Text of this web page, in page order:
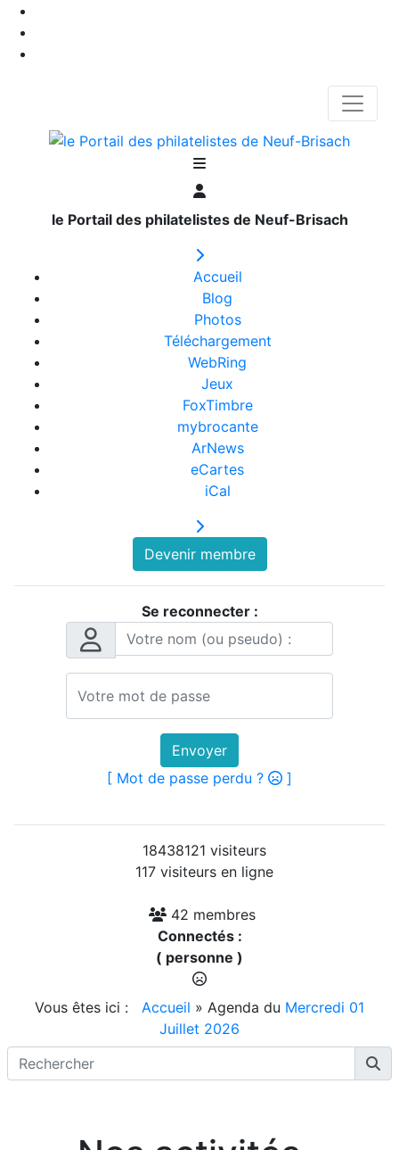
le Portail des philatelistes de Neuf-Brisach
Accueil
Blog
Photos
Téléchargement
WebRing
Jeux
FoxTimbre
mybrocante
ArNews
eCartes
iCal
Devenir membre
Se reconnecter :
Envoyer
[ Mot de passe perdu ?
]
18438121 visiteurs
117 visiteurs en ligne
42 membres
Connectés :
( personne )
Vous êtes ici : Accueil » Agenda du Mercredi 01
Juillet 2026